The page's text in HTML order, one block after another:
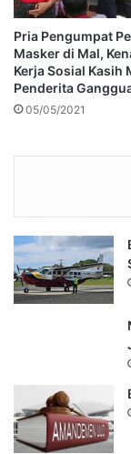
Pria Pengumpat
Masker di Mal,
Kerja Sosial Kasih
Penderita
05/05/2021